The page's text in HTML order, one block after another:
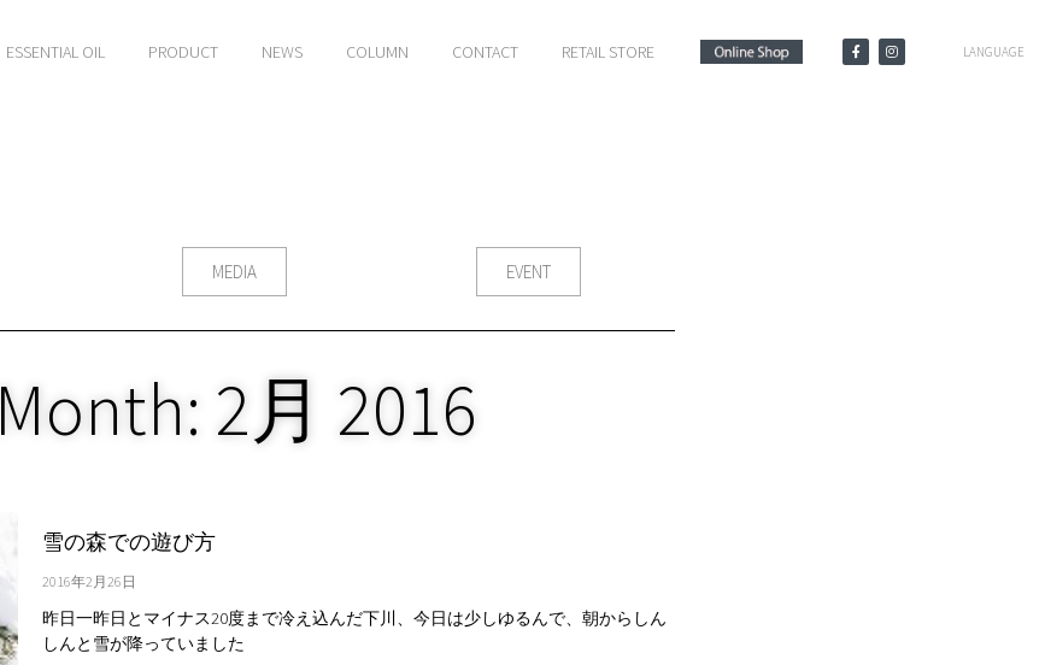
ESSENTIAL OIL PRODUCT NEWS COLUMN CONTACT RETAIL STORE LANGUAGE
MEDIA EVENT
Month: 2月 2016
雪の森での遊び方
2016年2月26日
昨日一昨日とマイナス20度まで冷え込んだ下川、今日は少しゆるんで、朝からしん
しんと雪が降っていました